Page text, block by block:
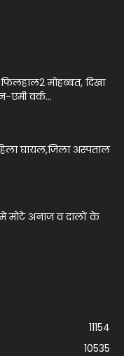
मोहब्बत, दिखा
वर्क...
घायल,जिला अस्पताल
मोटे अनाज व दालों के
11154
10535